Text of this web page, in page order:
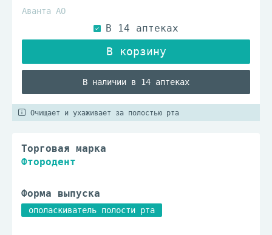
Аванта АО
В наличии в 14 аптеках
Очищает и ухаживает за полостью рта
Торговая марка
Фтородент
Форма выпуска
ополаскиватель полости рта